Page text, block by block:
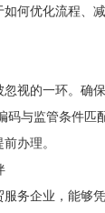
何优化流程、
视的一环。确
码与监管条件匹
办理。
务企业，能够